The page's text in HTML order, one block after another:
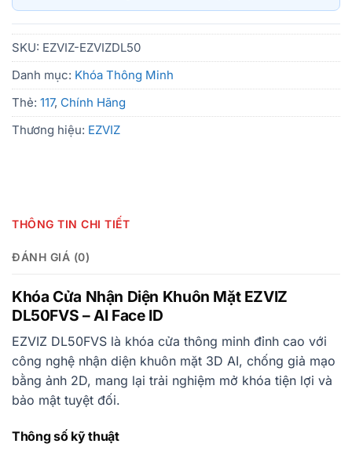
SKU: EZVIZ-EZVIZDL50
Danh mục: Khóa Thông Minh
Thẻ: 117, Chính Hãng
Thương hiệu: EZVIZ
THÔNG TIN CHI TIẾT
ĐÁNH GIÁ (0)
Khóa Cửa Nhận Diện Khuôn Mặt EZVIZ
DL50FVS – AI Face ID
EZVIZ DL50FVS là khóa cửa thông minh đỉnh cao với
công nghệ nhận diện khuôn mặt 3D AI, chống giả mạo
bằng ảnh 2D, mang lại trải nghiệm mở khóa tiện lợi và
bảo mật tuyệt đối.
Thông số kỹ thuật